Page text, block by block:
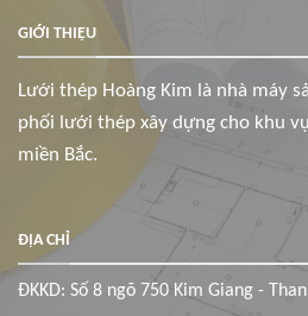
GIỚI THIỆU
Lưới thép Hoàng Kim là nhà máy
phối lưới thép xây dựng cho khu
miền Bắc.
ĐỊA CHỈ
ĐKKD: Số 8 ngõ 750 Kim Giang -